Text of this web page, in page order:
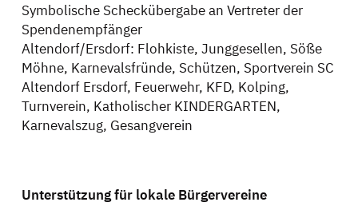
Symbolische Scheckübergabe an Vertreter der
Spendenempfänger
Altendorf/Ersdorf: Flohkiste, Junggesellen, Söße
Möhne, Karnevalsfründe, Schützen, Sportverein SC
Altendorf Ersdorf, Feuerwehr, KFD, Kolping,
Turnverein, Katholischer KINDERGARTEN,
Karnevalszug, Gesangverein
Unterstützung für lokale Bürgervereine